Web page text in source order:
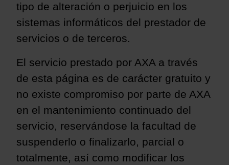
tipo de alteración o perjuicio en los
sistemas informáticos del prestador de
servicios o de terceros.
El servicio prestado por AXA a través
de esta página es de carácter gratuito y
no existe compromiso por parte de AXA
en el mantenimiento continuado del
servicio, reservándose la facultad de
suspenderlo o finalizarlo, parcial o
totalmente, así como modificar los